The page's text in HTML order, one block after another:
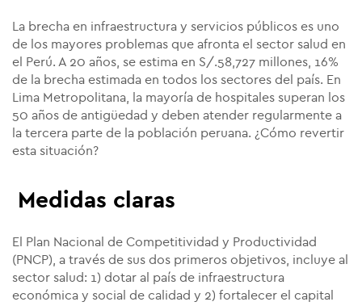
La brecha en infraestructura y servicios públicos es uno
de los mayores problemas que afronta el sector salud en
el Perú. A 20 años, se estima en S/.58,727 millones, 16%
de la brecha estimada en todos los sectores del país. En
Lima Metropolitana, la mayoría de hospitales superan los
50 años de antigüedad y deben atender regularmente a
la tercera parte de la población peruana. ¿Cómo revertir
esta situación?
Medidas claras
El
Plan Nacional de Competitividad y Productividad
(PNCP), a través de sus dos primeros objetivos, incluye al
sector salud: 1) dotar al país de infraestructura
económica y social de calidad y 2) fortalecer el capital